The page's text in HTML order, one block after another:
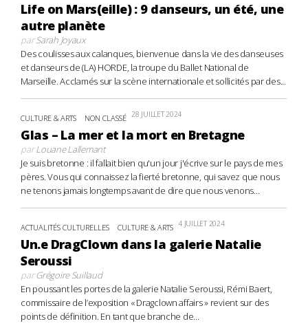
Life on Mars(eille) : 9 danseurs, un été, une
autre planète
parSarah Joyaux
Des coulisses aux calanques, bienvenue dans la vie des danseuses
et danseurs de (LA) HORDE, la troupe du Ballet National de
Marseille. Acclamés sur la scène internationale et sollicités par des...
CULTURE & ARTS NON CLASSÉ 28 JUILLET 2024
Glas – La mer et la mort en Bretagne
parLouane Lallemant
Je suis bretonne : il fallait bien qu'un jour j'écrive sur le pays de mes
pères. Vous qui connaissez la fierté bretonne, qui savez que nous
ne tenons jamais longtemps avant de dire que nous venons...
ACTUALITÉS CULTURELLES CULTURE & ARTS 4 JUILLET 2024
Un.e DragClown dans la galerie Natalie
Seroussi
parGrégoire Suillaud
En poussant les portes de la galerie Natalie Seroussi, Rémi Baert,
commissaire de l’exposition « Dragclown affairs » revient sur des
points de définition. En tant que branche de...